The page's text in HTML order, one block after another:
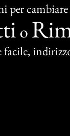
per cambiare
o
facile,